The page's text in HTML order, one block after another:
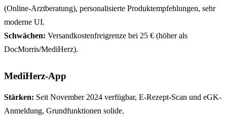
(Online-Arztberatung), personalisierte Produktempfehlungen, sehr
moderne UI.
Schwächen: Versandkostenfreigrenze bei 25 € (höher als
DocMorris/MediHerz).
MediHerz-App
Stärken: Seit November 2024 verfügbar, E-Rezept-Scan und eGK-
Anmeldung, Grundfunktionen solide.